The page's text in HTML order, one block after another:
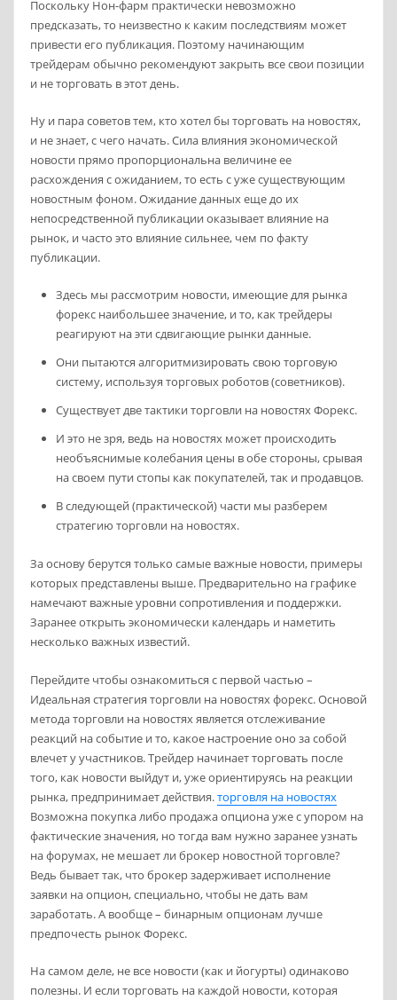
Поскольку Нон-фарм практически невозможно
предсказать, то неизвестно к каким последствиям может
привести его публикация. Поэтому начинающим
трейдерам обычно рекомендуют закрыть все свои позиции
и не торговать в этот день.
Ну и пара советов тем, кто хотел бы торговать на новостях,
и не знает, с чего начать. Сила влияния экономической
новости прямо пропорциональна величине ее
расхождения с ожиданием, то есть с уже существующим
новостным фоном. Ожидание данных еще до их
непосредственной публикации оказывает влияние на
рынок, и часто это влияние сильнее, чем по факту
публикации.
Здесь мы рассмотрим новости, имеющие для рынка
форекс наибольшее значение, и то, как трейдеры
реагируют на эти сдвигающие рынки данные.
Они пытаются алгоритмизировать свою торговую
систему, используя торговых роботов (советников).
Существует две тактики торговли на новостях Форекс.
И это не зря, ведь на новостях может происходить
необъяснимые колебания цены в обе стороны, срывая
на своем пути стопы как покупателей, так и продавцов.
В следующей (практической) части мы разберем
стратегию торговли на новостях.
За основу берутся только самые важные новости, примеры
которых представлены выше. Предварительно на графике
намечают важные уровни сопротивления и поддержки.
Заранее открыть экономически календарь и наметить
несколько важных известий.
Перейдите чтобы ознакомиться с первой частью –
Идеальная стратегия торговли на новостях форекс. Основой
метода торговли на новостях является отслеживание
реакций на событие и то, какое настроение оно за собой
влечет у участников. Трейдер начинает торговать после
того, как новости выйдут и, уже ориентируясь на реакции
рынка, предпринимает действия.торговля на новостях
Возможна покупка либо продажа опциона уже с упором на
фактические значения, но тогда вам нужно заранее узнать
на форумах, не мешает ли брокер новостной торговле?
Ведь бывает так, что брокер задерживает исполнение
заявки на опцион, специально, чтобы не дать вам
заработать. А вообще – бинарным опционам лучше
предпочесть рынок Форекс.
На самом деле, не все новости (как и йогурты) одинаково
полезны. И если торговать на каждой новости, которая